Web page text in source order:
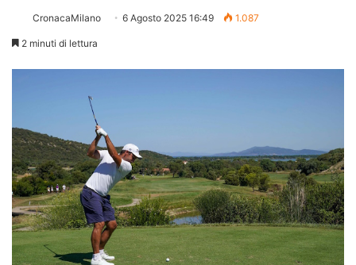
CronacaMilano 6 Agosto 2025 16:49 1.087
2 minuti di lettura